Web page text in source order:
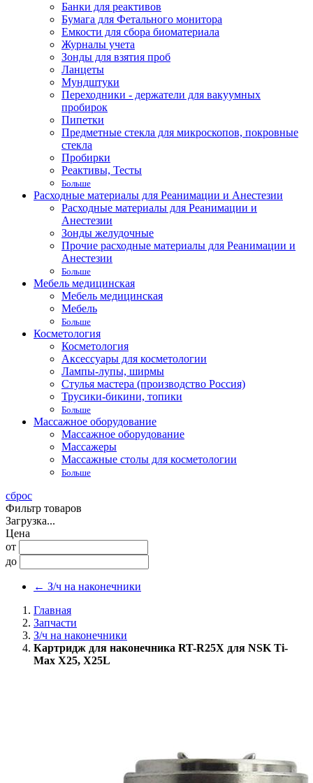
Банки для реактивов
Бумага для Фетального монитора
Емкости для сбора биоматериала
Журналы учета
Зонды для взятия проб
Ланцеты
Мундштуки
Переходники - держатели для вакуумных
пробирок
Пипетки
Предметные стекла для микроскопов, покровные
стекла
Пробирки
Реактивы, Тесты
Больше
Расходные материалы для Реанимации и Анестезии
Расходные материалы для Реанимации и
Анестезии
Зонды желудочные
Прочие расходные материалы для Реанимации и
Анестезии
Больше
Мебель медицинская
Мебель медицинская
Мебель
Больше
Косметология
Косметология
Аксессуары для косметологии
Лампы-лупы, ширмы
Стулья мастера (производство Россия)
Трусики-бикини, топики
Больше
Массажное оборудование
Массажное оборудование
Массажеры
Массажные столы для косметологии
Больше
сброс
Фильтр товаров
Загрузка...
Цена
от
до
← З/ч на наконечники
Главная
Запчасти
З/ч на наконечники
Картридж для наконечника RT-R25X для NSK Ti-
Max X25, X25L